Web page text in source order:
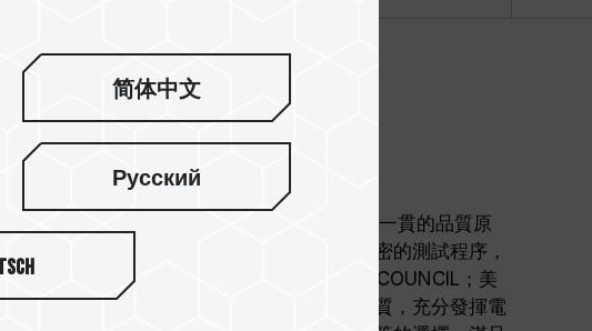
上的原則
Inc.) TEAM ELITE DDR3 系列秉持十銓一貫的品質原
顆粒，經過嚴謹的生產製造過程以及通過嚴密的測試程序，
JOINT ELECTRON DEVICE ENGINEERING COUNCIL；美
聯合協會）規範生產，提供使用者優異的品質，充分發揮電
简体中文
Русский